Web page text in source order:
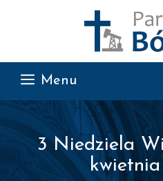
Menu
3 Niedziela
kwietnia